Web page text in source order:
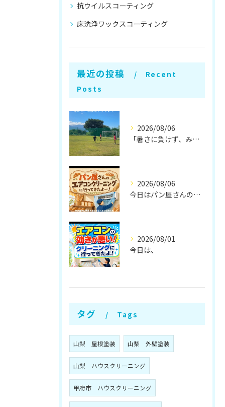
抗ウイルスコーティング
床洗浄ワックスコーティング
最近の投稿
Recent
Posts
2026/08/06
「暑さに負けず、みんなでレベルアップラク！⚽🔥」
2026/08/06
今日はパン屋さんのエアコンクリーニングに行ってきたラク〜🥐✨
2026/08/01
今日は、
タグ Tags
山梨 屋根塗装 山梨 外壁塗装
山梨 ハウスクリーニング
甲府市 ハウスクリーニング